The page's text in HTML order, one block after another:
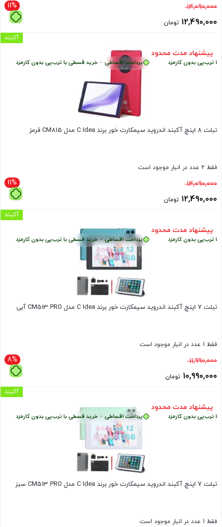
11% 14,090,000قیمت
اصلی12,490,000 تومان
فعلی
12,490,000 تومان
پیشنهاد مدت محدود
تبلت 8 اینچ آکبند اندروید سیمکارت خور برند C Idea مدل CM815 قرمز
فقط 2 عدد در انبار موجود است
11% 14,090,000قیمت
اصلی12,490,000 تومان
فعلی
12,490,000 تومان
پرداخت اقساطی • خرید قسطی با ترب‌پی بدون کارمزد بدون کارمزد
آکبند
پیشنهاد مدت محدود
تبلت 7 اینچ آکبند اندروید سیمکارت خور برند C Idea مدل CM513 PRO آبی
فقط 1 عدد در انبار موجود است
8% 11,990,000قیمت
اصلی10,990,000 تومان
فعلی
10,990,000 تومان
پرداخت اقساطی • خرید قسطی با ترب‌پی بدون کارمزد بدون کارمزد
آکبند
پیشنهاد مدت محدود
تبلت 7 اینچ آکبند اندروید سیمکارت خور برند C Idea مدل CM513 PRO سبز
فقط 1 عدد در انبار موجود است
پرداخت اقساطی • خرید قسطی با ترب‌پی بدون کارمزد بدون کارمزد
آکبند